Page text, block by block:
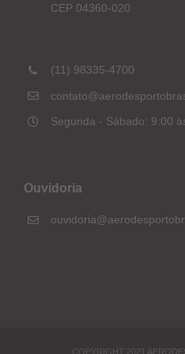
CEP 04360-020
(11) 98335-4700
Segunda - Sábado: 9:00
Ouvidoria
COPYRIGHT 2021